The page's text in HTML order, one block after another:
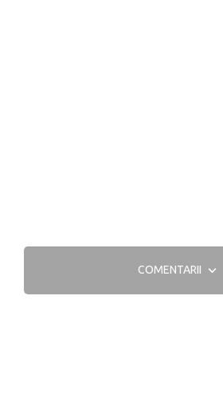
COMENTARII